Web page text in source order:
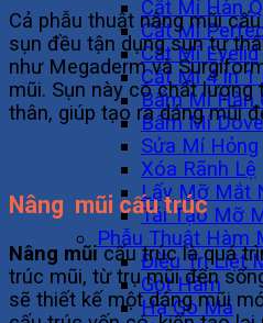
Cắt Mí Hàn
Cắt Mí
Cắt Mí Eyelid
Cắt Mí 4 In 1
Bấm Mí Hàn
Bấm Mí
Sửa Mí Hỏng
Xóa Rãnh Lệ
Lấy Mỡ Mắt
Tái Tạo Mỡ
Phẫu Thuật Hàm
Điều Trị Liệt
Gọt Hàm
Hạ Gò Má
Cả phẫu thuật nâng mũi
sụn đều tận dụng sụn tự
như Megaderm và
mũi. Sụn này có chất
thân, giúp tạo ra dáng mũi
Nâng mũi cấu trúc
Nâng mũicấu trúc là quá
trúc mũi, từ trụ mũi đến
sẽ thiết kế một dáng mũi